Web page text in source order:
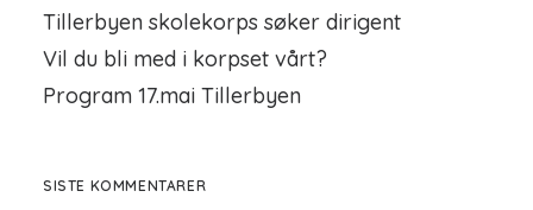
Tillerbyen skolekorps søker dirigent
Vil du bli med i korpset vårt?
Program 17.mai Tillerbyen
SISTE KOMMENTARER